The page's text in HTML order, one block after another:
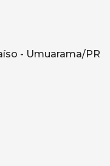
- Umuarama/PR